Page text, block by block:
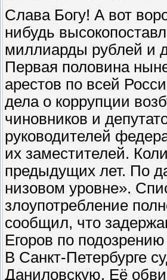
Слава Богу! А вот
нибудь
миллиарды рублей и
Первая половина
арестов по всей
дела о коррупции
чиновников и
руководителей
их заместителей.
предыдущих лет. По
низовом уровне».
злоупотребление
сообщил, что
Егоров по
В Санкт-Петербурге
Даниловскую. Её